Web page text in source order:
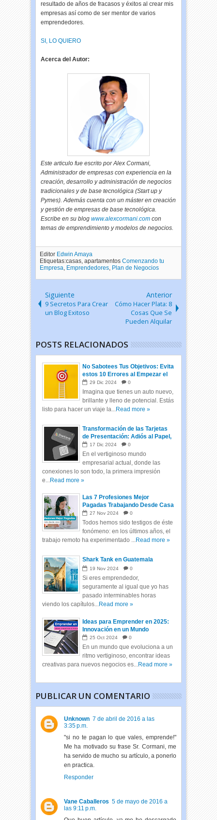
resultado de años de fracasos y éxitos al crear mis
empresas así como de ser mentor de varios
emprendedores.
SI, LO QUIERO
Acerca del Autor:
Este articulo fue escrito por Alex Cormani,
Administrador de empresas con experiencia en la
creación, desarrollo y administración de negocios
tradicionales y de base tecnológica (Start up y
Pymes). Además cuenta con un máster en creación
y gestión de empresas de base tecnológica.
Escribe en su blogwww.alexcormani.com con
temas de emprendimiento y modelos de negocios.
Editor Edwin Amaya
Etiquetas:casas, apartamentosComenzando tu
Empresa, Emprendedores, Plan de Negocios
Siguiente
9 Secretos Para Crear
un Blog Exitoso
Anterior
Cómo Hacer Plata: 8
Cosas Que Se
Pueden Alquilar
POSTS RELACIONADOS
No Sabotees Tus Objetivos: Evita
estos 10 Errores al Empezar el
Año
29 Dic 2024 0
Imagina que tienes un auto nuevo,
brillante y lleno de potencial. Estás
listo para hacer un viaje la...Read more »
Transformación de las Tarjetas
de Presentación: Adiós al Papel,
Hola a las Tarjetas Inteligentes
17 Dic 2024 0
En el vertiginoso mundo
empresarial actual, donde las
conexiones lo son todo, la primera impresión
e...Read more »
Las 7 Profesiones Mejor
Pagadas Trabajando Desde Casa
27 Nov 2024 0
Todos hemos sido testigos de éste
fonómeno: en los últimos años, el
trabajo remoto ha experimentado ...Read more »
Shark Tank en Guatemala
19 Nov 2024 0
Si eres emprendedor,
seguramente al igual que yo has
pasado interminables horas
viendo los capítulos...Read more »
Ideas para Emprender en 2025:
Innovación en un Mundo
Cambiante
25 Oct 2024 0
En un mundo que evoluciona a un
ritmo vertiginoso, encontrar ideas
creativas para nuevos negocios es...Read more »
PUBLICAR UN COMENTARIO
Unknown 7 de abril de 2016 a las
3:35 p.m.
"si no te pagan lo que vales, emprende!"
Me ha motivado su frase Sr. Cormani, me
ha servido de mucho su artículo, a ponerlo
en practica.
Responder
Vane Caballeros 5 de mayo de 2016 a
las 9:11 p.m.